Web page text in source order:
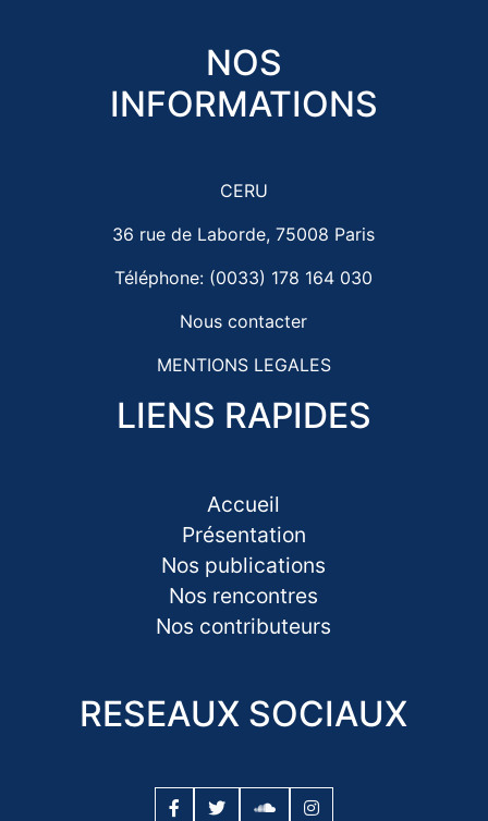
NOS
INFORMATIONS
CERU
36 rue de Laborde, 75008 Paris
Téléphone: (0033) 178 164 030
Nous contacter
MENTIONS LEGALES
LIENS RAPIDES
Accueil
Présentation
Nos publications
Nos rencontres
Nos contributeurs
RESEAUX SOCIAUX